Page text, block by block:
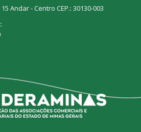
Andar - Centro CEP.: 30130-003